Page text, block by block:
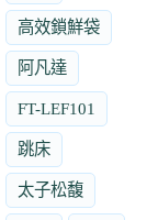
高效鎖鮮袋
阿凡達
FT-LEF101
跳床
太子松馥